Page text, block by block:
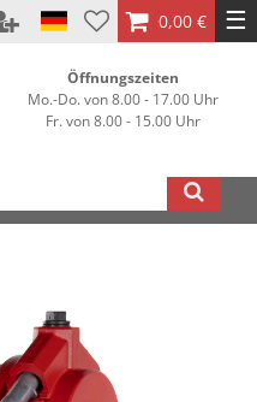
0,00 € ☰
Öffnungszeiten
Mo.-Do. von 8.00 - 17.00 Uhr
Fr. von 8.00 - 15.00 Uhr